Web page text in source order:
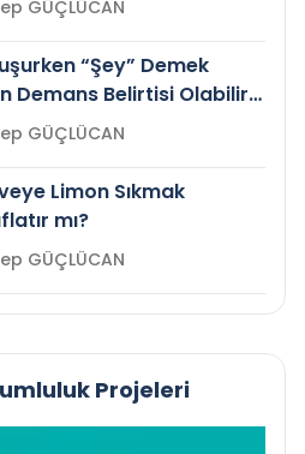
Zeynep GÜÇLÜCAN
“Şey” Demek
Demans Belirtisi Olabilir
Zeynep GÜÇLÜCAN
Limon Sıkmak
mı?
Zeynep GÜÇLÜCAN
Projeleri